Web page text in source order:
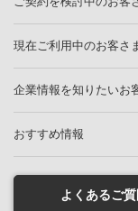
現在ご利用中のお客さ
企業情報を知りたいお
おすすめ情報
よくあるご質